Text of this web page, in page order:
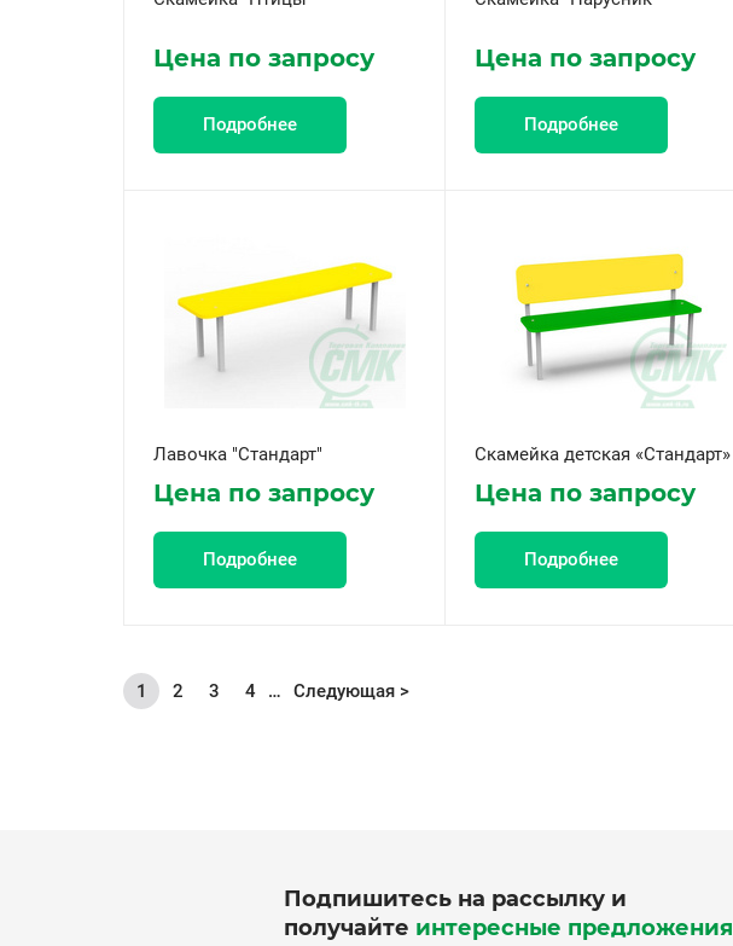
Цена по запросу
Подробнее
Цена по запросу
Подробнее
Лавочка "Стандарт"
Цена по запросу
Подробнее
Скамейка детская «Стандарт»
Цена по запросу
Подробнее
Текущая
1 Page
2 Page
3 Page
4 … Следующая >
Подпишитесь на рассылку и
получайте интересные предложения